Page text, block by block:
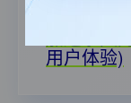
🎉郑重承
用户体验)